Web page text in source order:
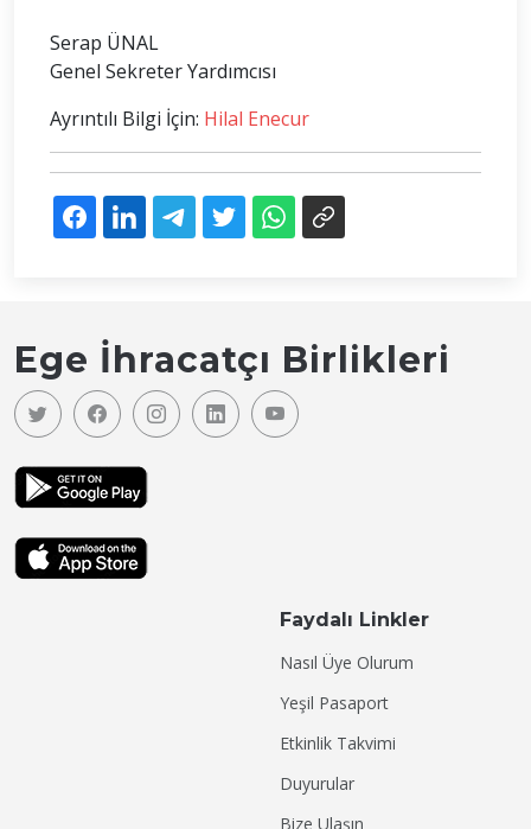
Serap ÜNAL
Genel Sekreter Yardımcısı
Ayrıntılı Bilgi İçin: Hilal Enecur
Ege İhracatçı Birlikleri
Faydalı Linkler
Nasıl Üye Olurum
Yeşil Pasaport
Etkinlik Takvimi
Duyurular
Bize Ulaşın